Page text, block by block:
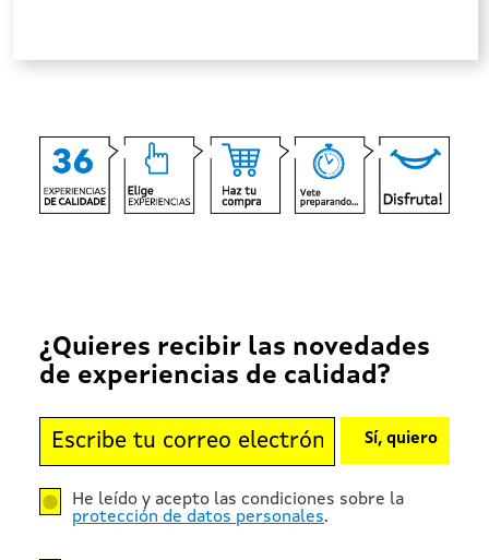
¿Quieres recibir las novedades
de experiencias de calidad?
He leído y acepto las condiciones sobre la
protección de datos personales.
Sí, quiero